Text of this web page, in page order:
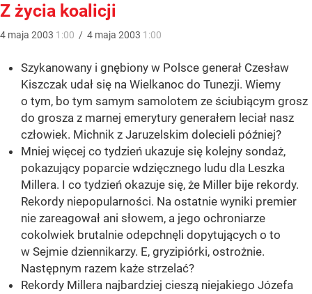
Z życia koalicji
4 maja 2003 1:00 / 4 maja 2003 1:00
Szykanowany i gnębiony w Polsce generał Czesław
Kiszczak udał się na Wielkanoc do Tunezji. Wiemy
o tym, bo tym samym samolotem ze ściubiącym grosz
do grosza z marnej emerytury generałem leciał nasz
człowiek. Michnik z Jaruzelskim dolecieli później?
Mniej więcej co tydzień ukazuje się kolejny sondaż,
pokazujący poparcie wdzięcznego ludu dla Leszka
Millera. I co tydzień okazuje się, że Miller bije rekordy.
Rekordy niepopularności. Na ostatnie wyniki premier
nie zareagował ani słowem, a jego ochroniarze
cokolwiek brutalnie odepchnęli dopytujących o to
w Sejmie dziennikarzy. E, gryzipiórki, ostrożnie.
Następnym razem każe strzelać?
Rekordy Millera najbardziej cieszą niejakiego Józefa